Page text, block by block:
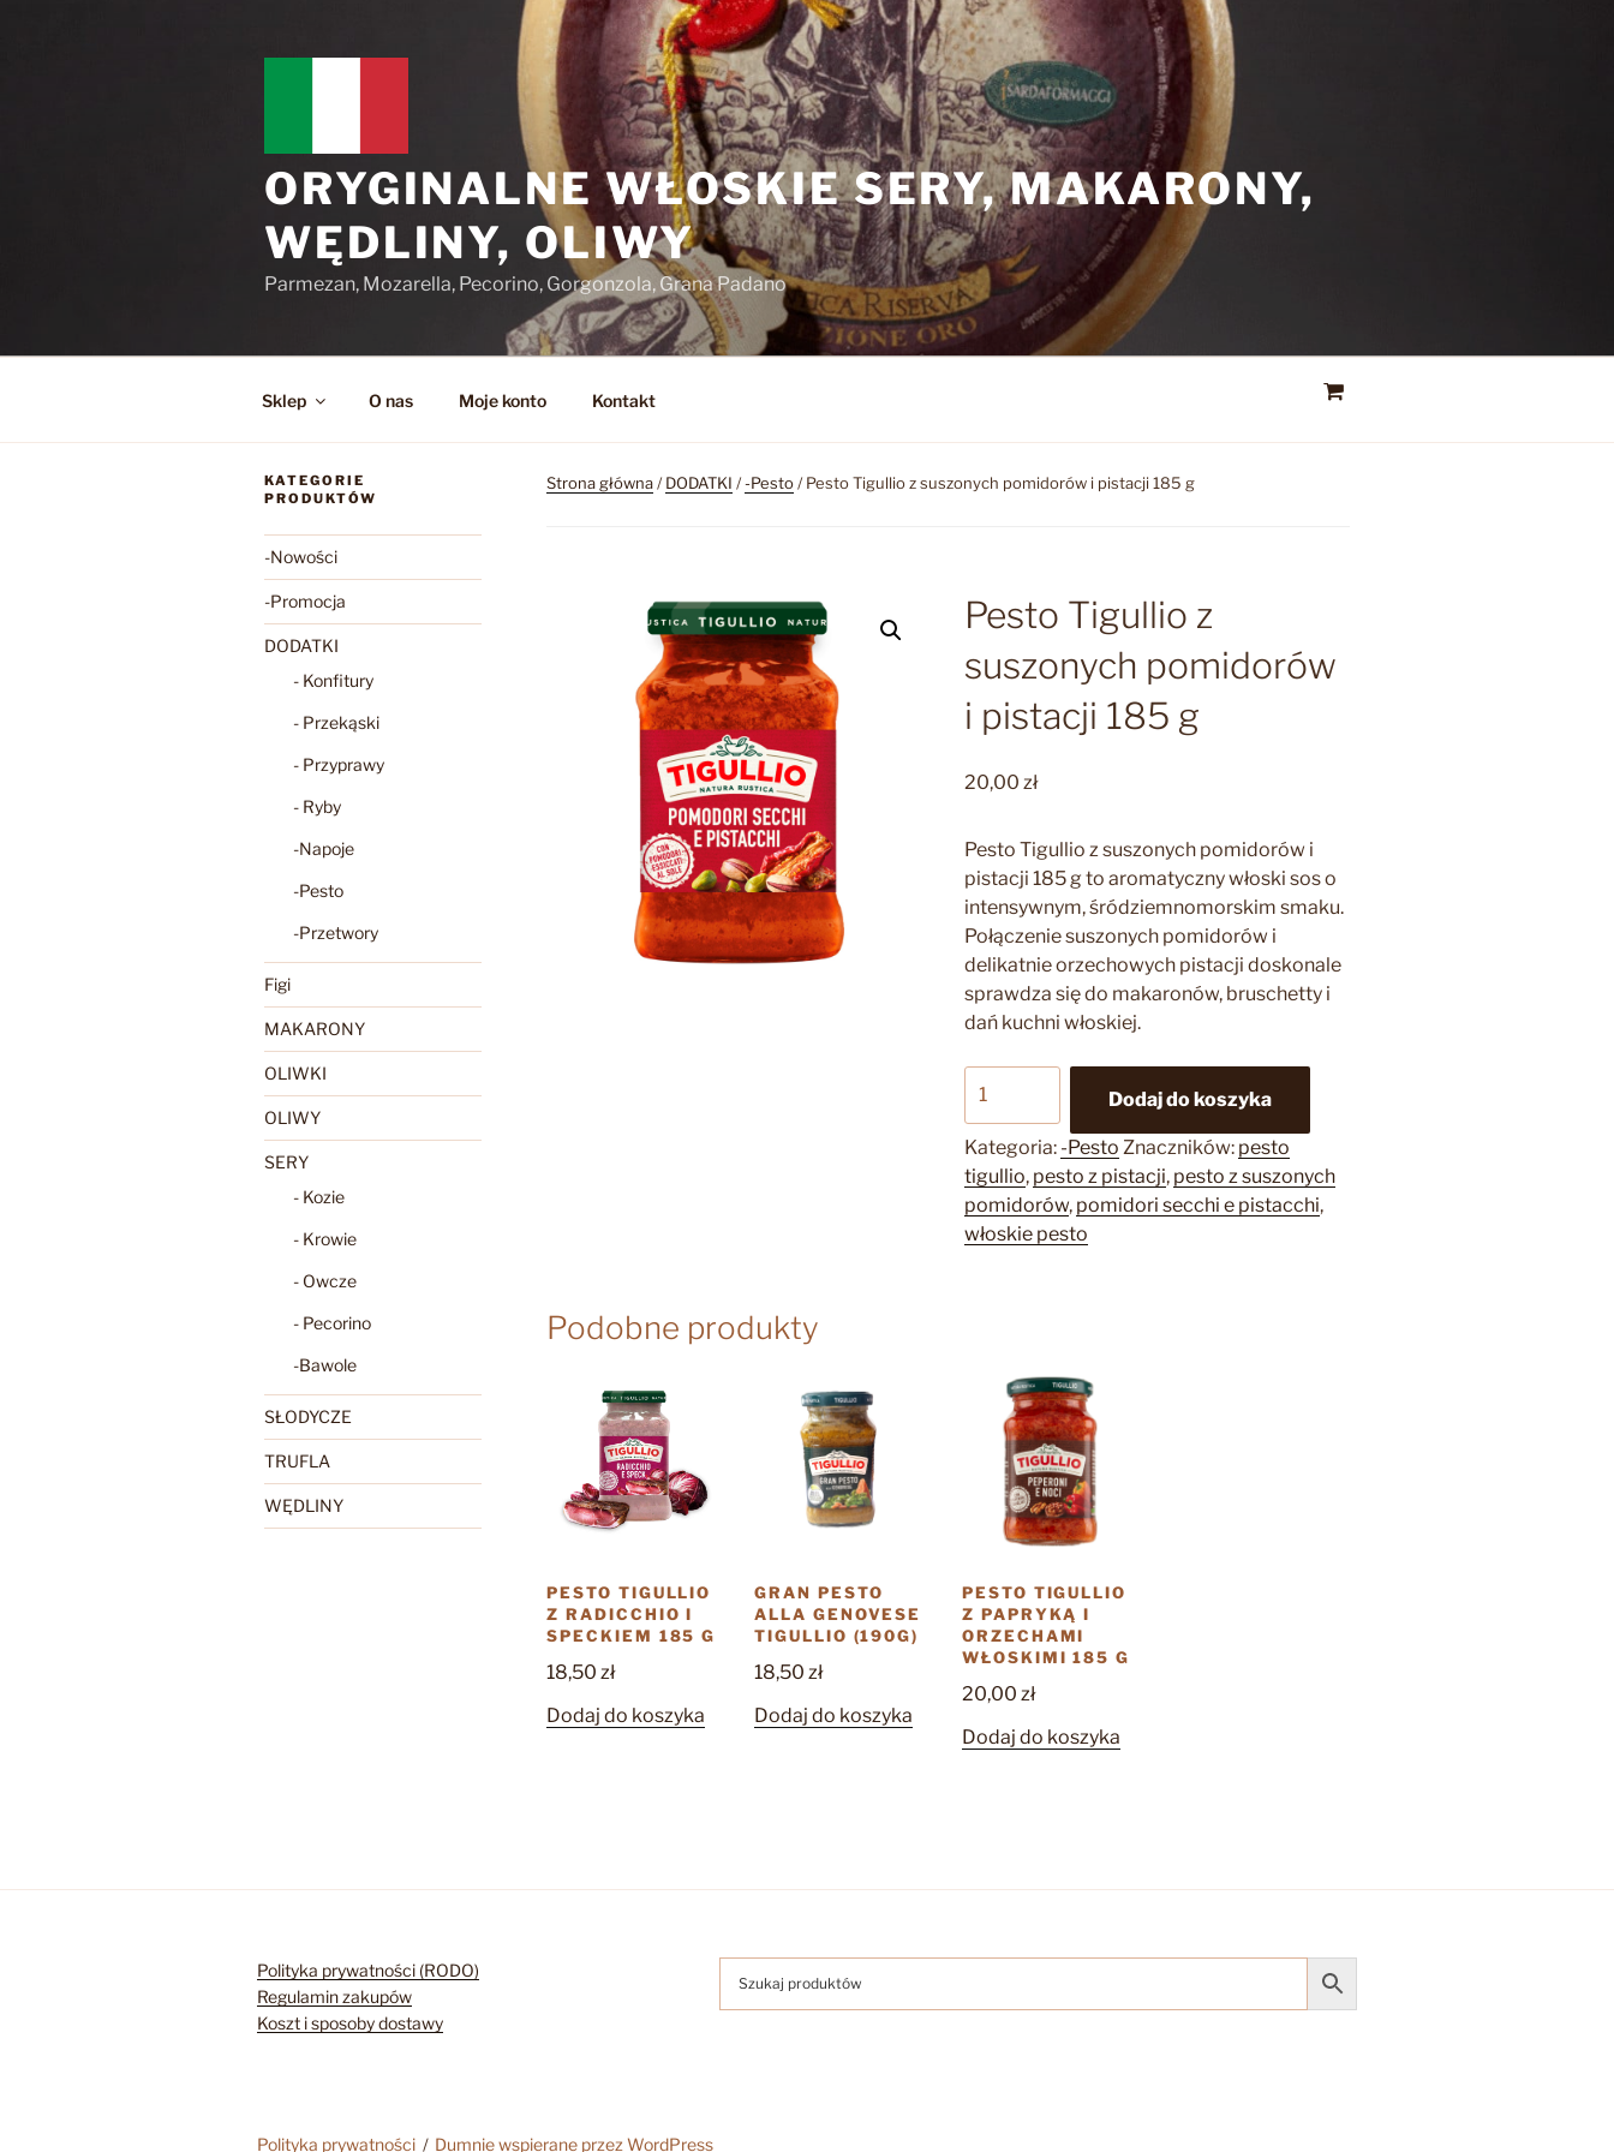
ORYGINALNE WŁOSKIE SERY, MAKARONY,
WĘDLINY, OLIWY
Parmezan, Mozarella, Pecorino, Gorgonzola, Grana Padano
Sklep O nas Moje konto Kontakt
Strona główna/DODATKI /-Pesto/ Pesto Tigullio z suszonych pomidorów i pistacji 185 g
Pesto Tigullio z
suszonych pomidorów
i pistacji 185 g
20,00 zł
Pesto Tigullio z suszonych pomidorów i
pistacji 185 g to aromatyczny włoski sos o
intensywnym, śródziemnomorskim smaku.
Połączenie suszonych pomidorów i
delikatnie orzechowych pistacji doskonale
sprawdza się do makaronów, bruschetty i
dań kuchni włoskiej.
Pesto
Tigullio
z
suszonych
pomidorów
i
Dodaj do koszyka
Kategoria: -Pesto Znaczników: pesto
tigullio, pesto z pistacji, pesto z suszonych
pomidorów, pomidori secchi e pistacchi,
włoskie pesto
Podobne produkty
PESTO TIGULLIO
Z RADICCHIO I
SPECKIEM 185 G
18,50zł
Dodaj do koszyka
GRAN PESTO
ALLA GENOVESE
TIGULLIO (190G)
18,50 zł
Dodaj do koszyka
PESTO TIGULLIO
Z PAPRYKĄ I
ORZECHAMI
WŁOSKIMI 185 G
20,00 zł
Dodaj do koszyka
KATEGORIE
PRODUKTÓW
-Nowości
-Promocja
DODATKI
- Konfitury
- Przekąski
- Przyprawy
- Ryby
-Napoje
-Pesto
-Przetwory
Figi
MAKARONY
OLIWKI
OLIWY
SERY
- Kozie
- Krowie
- Owcze
- Pecorino
-Bawole
SŁODYCZE
TRUFLA
WĘDLINY
Polityka prywatności (RODO)
Regulamin zakupów
Koszt i sposoby dostawy
Polityka prywatności Dumnie wspierane przez WordPress